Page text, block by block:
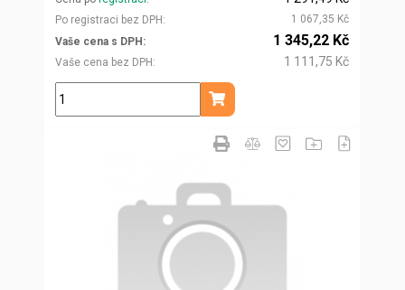
Po registraci bez DPH
1 067,35 Kč
Vaše cena s DPH
Vaše cena bez DPH
1 345,22 Kč
1 111,75 Kč
ks
Přidat do košíku